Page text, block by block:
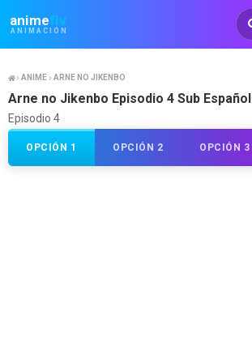
animeflv
ANIMACIÓN
Animeflv
ANIME ARNE NO JIKENBO
Arne no Jikenbo Episodio 4 Sub Español
Episodio 4
OPCIÓN 1 OPCIÓN 2 OPCIÓN 3